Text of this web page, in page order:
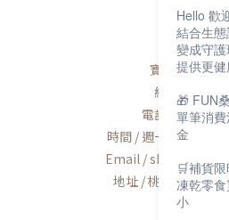
聯絡我
寶研生技有限
統編 /
電話 / 02-
時間 / 週一至週五
Email /
地址 / 桃園市蘆竹區
Hello 歡
結合生
變成守
提供更
🎁 FUN
單筆消
金
🛒補貨
凍乾零
小